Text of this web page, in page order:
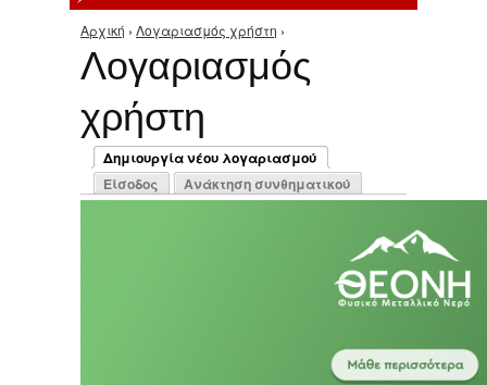
Είστε εδώ
Αρχική › Λογαριασμός χρήστη ›
Λογαριασμός
χρήστη
Πρωτεύουσες καρτέλες
Δημιουργία νέου λογαριασμού
(ενεργή καρτέλα)
Είσοδος Ανάκτηση συνθηματικού